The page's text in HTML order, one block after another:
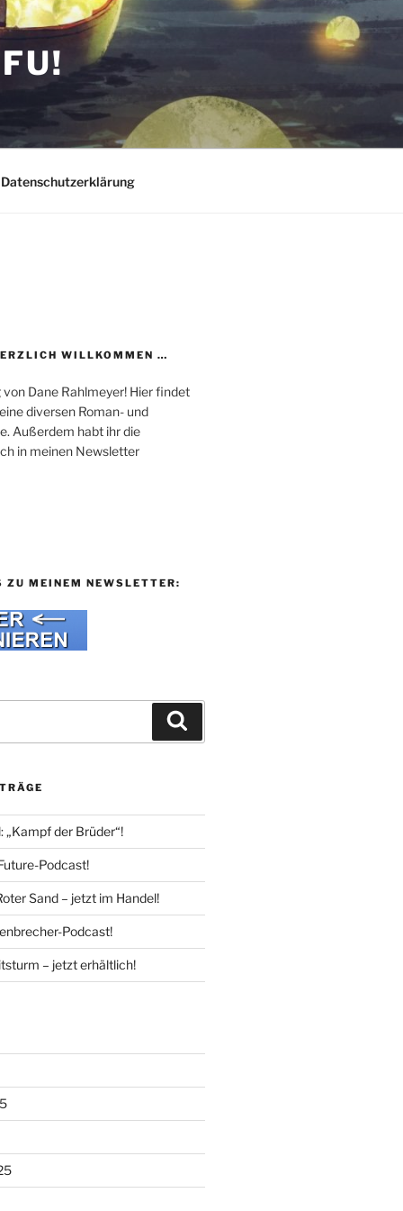
Datenschutzerklärung
WILLKOMMEN …
Dane Rahlmeyer! Hier findet
diversen Roman- und
Außerdem habt ihr die
in meinen Newsletter
ZU MEINEM NEWSLETTER:
„Kampf der Brüder“!
Podcast!
Sand – jetzt im Handel!
Podcast!
– jetzt erhältlich!